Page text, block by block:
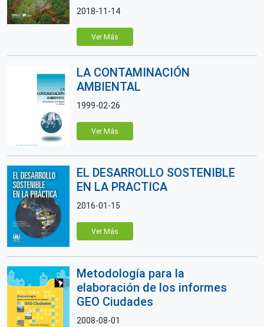
2018-11-14
Ver Más
LA CONTAMINACIÓN
AMBIENTAL
1999-02-26
Ver Más
EL DESARROLLO SOSTENIBLE
EN LA PRACTICA
2016-01-15
Ver Más
Metodología para la
elaboración de los informes
GEO Ciudades
2008-08-01